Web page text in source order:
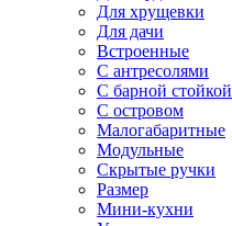
Для хрущевки
Для дачи
Встроенные
С антресолями
С барной стойкой
С островом
Малогабаритные
Модульные
Скрытые ручки
Размер
Мини-кухни